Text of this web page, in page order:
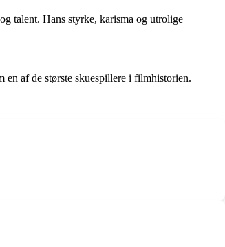
talent. Hans styrke, karisma og utrolige
af de største skuespillere i filmhistorien.